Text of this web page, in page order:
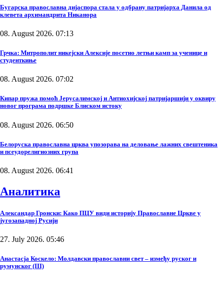
Бугарска православна дијаспора стала у одбрану патријарха Данила од
клевета архимандрита Никанора
08. August 2026. 07:13
Грчка: Митрополит никејски Алексије посетио летњи камп за ученице и
студенткиње
08. August 2026. 07:02
Кипар пружа помоћ Јерусалимској и Антиохијској патријаршији у оквиру
новог програма подршке Блиском истоку
08. August 2026. 06:50
Белоруска православна црква упозорава на деловање лажних свештеника
и псеудорелигиозних група
08. August 2026. 06:41
Аналитика
Александар Гронски: Како ПЦУ види историју Православне Цркве у
југозападној Русији
27. July 2026. 05:46
Анастасја Коскело: Молдавски православни свет – између руског и
румунског (III)